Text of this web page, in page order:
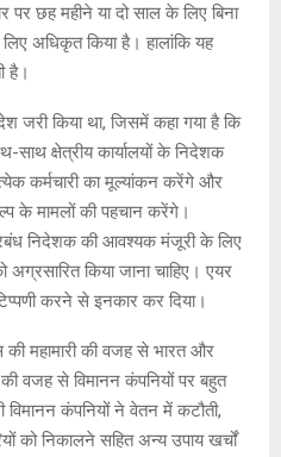
छह महीने या दो साल के लिए बिना
अधिकृत किया है। हालांकि यह
है।
किया था, जिसमें कहा गया है कि
साथ क्षेत्रीय कार्यालयों के निदेशक
कर्मचारी का मूल्यांकन करेंगे और
के मामलों की पहचान करेंगे।
निदेशक की आवश्यक मंजूरी के लिए
किया जाना चाहिए। एयर
करने से इनकार कर दिया।
महामारी की वजह से भारत और
वजह से विमानन कंपनियों पर बहुत
कंपनियों ने वेतन में कटौती,
को निकालने सहित अन्य उपाय खर्चों